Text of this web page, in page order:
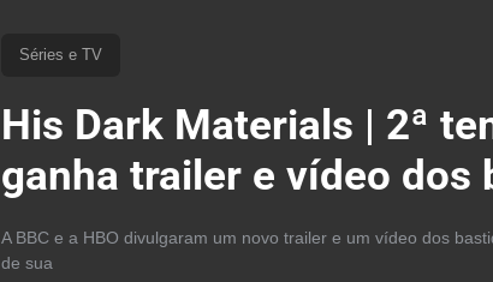
Séries e TV
His Dark Materials | 2ª
ganha trailer e vídeo dos
A BBC e a HBO divulgaram um novo trailer e um vídeo dos
de sua